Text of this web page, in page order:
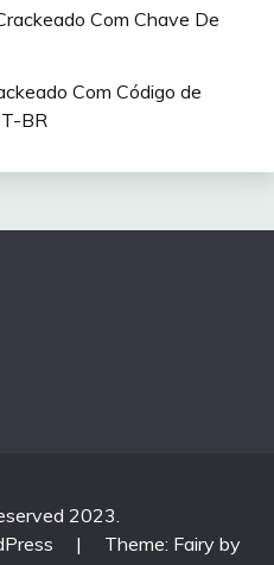
Com Chave De
Com Código de
BR
2023.
|
Theme: Fairy by